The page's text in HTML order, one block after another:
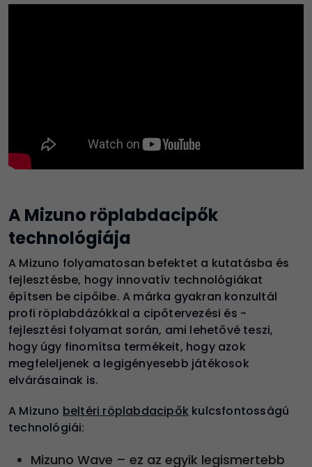
A Mizuno röplabdacipők
technológiája
A Mizuno folyamatosan befektet a kutatásba és
fejlesztésbe, hogy innovatív technológiákat
építsen be cipőibe. A márka gyakran konzultál
profi röplabdázókkal a cipőtervezési és -
fejlesztési folyamat során, ami lehetővé teszi,
hogy úgy finomítsa termékeit, hogy azok
megfeleljenek a legigényesebb játékosok
elvárásainak is.
A Mizuno beltéri röplabdacipők kulcsfontosságú
technológiái:
Mizuno Wave – ez az egyik legismertebb